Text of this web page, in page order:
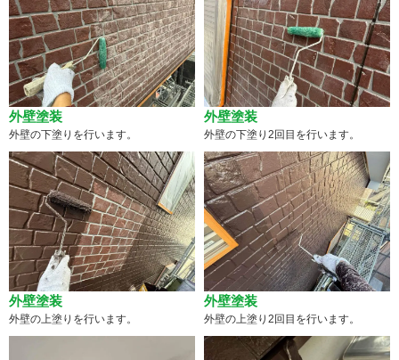
外壁塗装
外壁の下塗りを行います。
外壁塗装
外壁の下塗り2回目を行います。
外壁塗装
外壁の上塗りを行います。
外壁塗装
外壁の上塗り2回目を行います。